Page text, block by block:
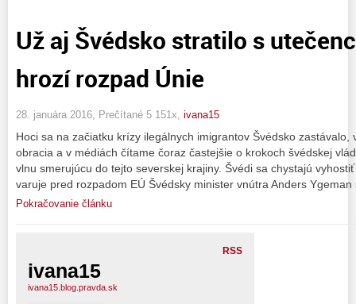
Už aj Švédsko stratilo s
hrozí rozpad Únie
28. januára 2016, Prečítané 5 151x, ivana15
Hoci sa na začiatku krízy ilegálnych imigrantov Švédsko zastávalo,
obracia a v médiách čítame čoraz častejšie o krokoch švédskej
vlnu smerujúcu do tejto severskej krajiny. Švédi sa chystajú
varuje pred rozpadom EÚ Švédsky minister vnútra Anders
Pokračovanie článku
RSS
ivana15
ivana15.blog.pravda.sk